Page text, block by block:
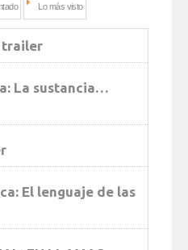
Lo más visto
trailer
La sustancia…
El lenguaje de las